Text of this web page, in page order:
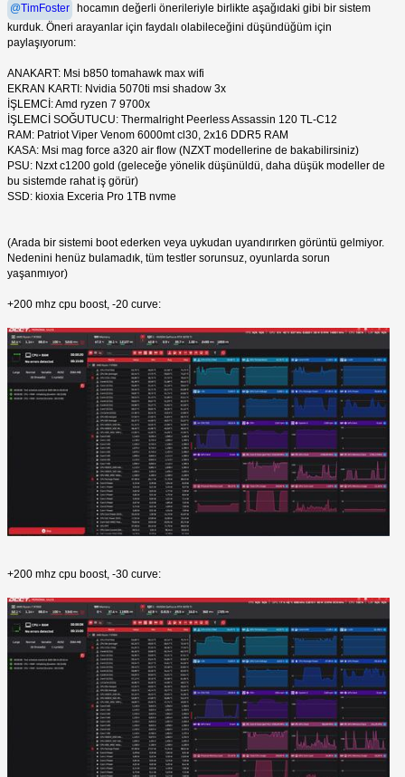
@TimFoster hocamın değerli önerileriyle birlikte aşağıdaki gibi bir sistem
kurduk. Öneri arayanlar için faydalı olabileceğini düşündüğüm için
paylaşıyorum:
ANAKART: Msi b850 tomahawk max wifi
EKRAN KARTI: Nvidia 5070ti msi shadow 3x
İŞLEMCİ: Amd ryzen 7 9700x
İŞLEMCİ SOĞUTUCU: Thermalright Peerless Assassin 120 TL-C12
RAM: Patriot Viper Venom 6000mt cl30, 2x16 DDR5 RAM
KASA: Msi mag force a320 air flow (NZXT modellerine de bakabilirsiniz)
PSU: Nzxt c1200 gold (geleceğe yönelik düşünüldü, daha düşük modeller de
bu sistemde rahat iş görür)
SSD: kioxia Exceria Pro 1TB nvme
(Arada bir sistemi boot ederken veya uykudan uyandırırken görüntü gelmiyor.
Nedenini henüz bulamadık, tüm testler sorunsuz, oyunlarda sorun
yaşanmıyor)
+200 mhz cpu boost, -20 curve:
+200 mhz cpu boost, -30 curve: